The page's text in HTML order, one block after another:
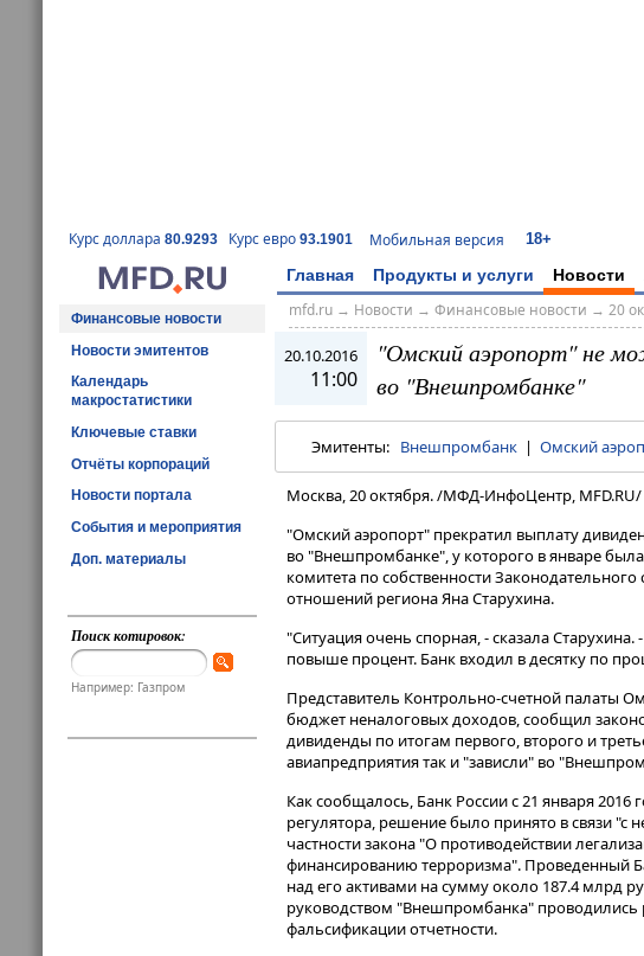
Курс доллара 80.9293 Курс евро 93.1901 Мобильная версия 18+
Главная Продукты и услуги Новости
Финансовые новости
Новости эмитентов
Календарь
макростатистики
Ключевые ставки
Отчёты корпораций
Новости портала
События и мероприятия
Доп. материалы
Поиск котировок:
Например: Газпром
mfd.ru→ Новости → Финансовые новости → 20
20.10.2016
11:00
"Омский аэропорт" не
во "Внешпромбанке"
Эмитенты: Внешпромбанк | Омский
Москва, 20 октября. /МФД-ИнфоЦентр, MFD.RU/
"Омский аэропорт" прекратил выплату
во "Внешпромбанке", у которого в январе
комитета по собственности
отношений региона Яна Старухина.
"Ситуация очень спорная, - сказала
повыше процент. Банк входил в десятку по
Представитель Контрольно-счетной палаты
бюджет неналоговых доходов, сообщил
дивиденды по итогам первого, второго и
авиапредприятия так и "зависли" во
Как сообщалось, Банк России с 21 января
регулятора, решение было принято в связи
частности закона "O противодействии
финансированию терроризма". Проведенный
над его активами на сумму около 187.4 млрд
руководством "Внешпромбанка" проводились
фальсификации отчетности.